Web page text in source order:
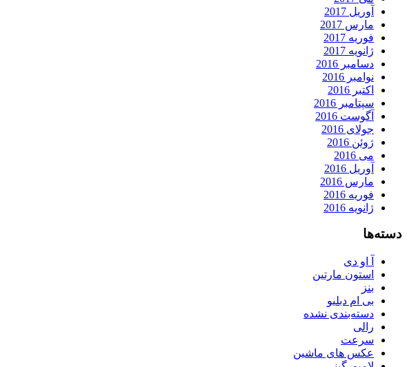
آوریل 2017
مارس 2017
فوریه 2017
ژانویه 2017
دسامبر 2016
نوامبر 2016
اکتبر 2016
سپتامبر 2016
آگوست 2016
جولای 2016
ژوئن 2016
می 2016
آوریل 2016
مارس 2016
فوریه 2016
ژانویه 2016
دسته‌ها
آ او دی
استون مارتین
بنز
بی ام دبلیو
دسته‌بندی نشده
رالی
سرعت
عکس های ماشین